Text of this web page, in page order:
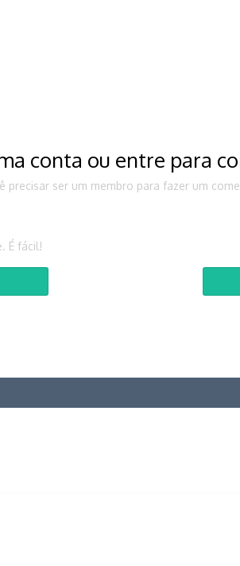
conta ou entre para
precisar ser um membro para fazer um
É fácil!